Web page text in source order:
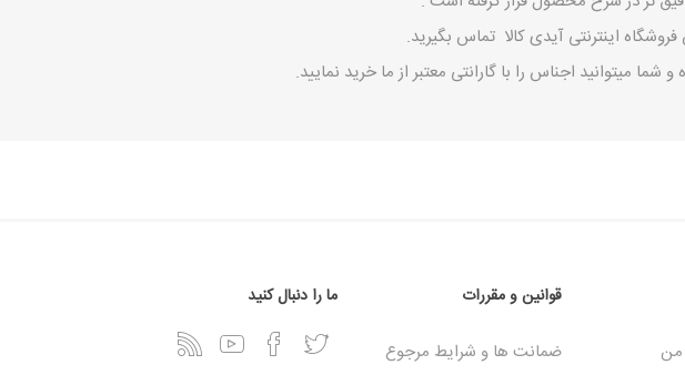
اینترنتی آیدی کالا تماس بگیرید.
میتوانید اجناس را با گارانتی معتبر از ما خرید نمایید.
من
قوانین و مقررات
ضمانت ها و شرایط مرجوع
ما را دنبال کنید